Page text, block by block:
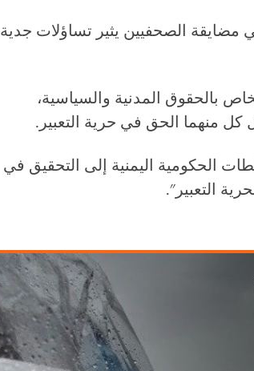
مضايقة الصحفيين يثير تساؤلات جدية
بالحقوق المدنية والسياسية،
كل منهما الحق في حرية التعبير.
الحكومية اليمنية إلى التحقيق في
التعبير".